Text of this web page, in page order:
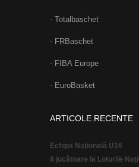
- Totalbaschet
- FRBaschet
- FIBA Europe
- EuroBasket
ARTICOLE RECENTE
Echipa Naţională U16
8 jucătoare la Loturile